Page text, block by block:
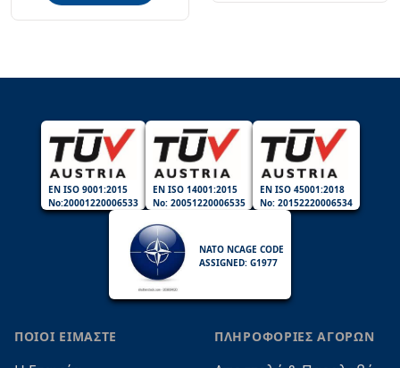
EN ISO 9001:2015
No:20001220006533
EN ISO 14001:2015
No: 20051220006535
EN ISO 45001:2018
No: 20152220006534
NATO NCAGE CODE
ASSIGNED: G1977
ΠΟΙΟΙ ΕΙΜΑΣΤΕ ΠΛΗΡΟΦΟΡΙΕΣ ΑΓΟΡΩΝ